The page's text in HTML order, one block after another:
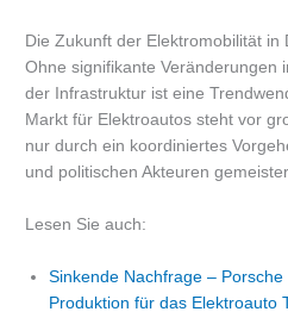
Die Zukunft der Elektromobilität in
Ohne signifikante Veränderungen
der Infrastruktur ist eine
Markt für Elektroautos steht vor
nur durch ein koordiniertes
und politischen Akteuren
Lesen Sie auch:
Sinkende Nachfrage –
Produktion für das Elektroauto